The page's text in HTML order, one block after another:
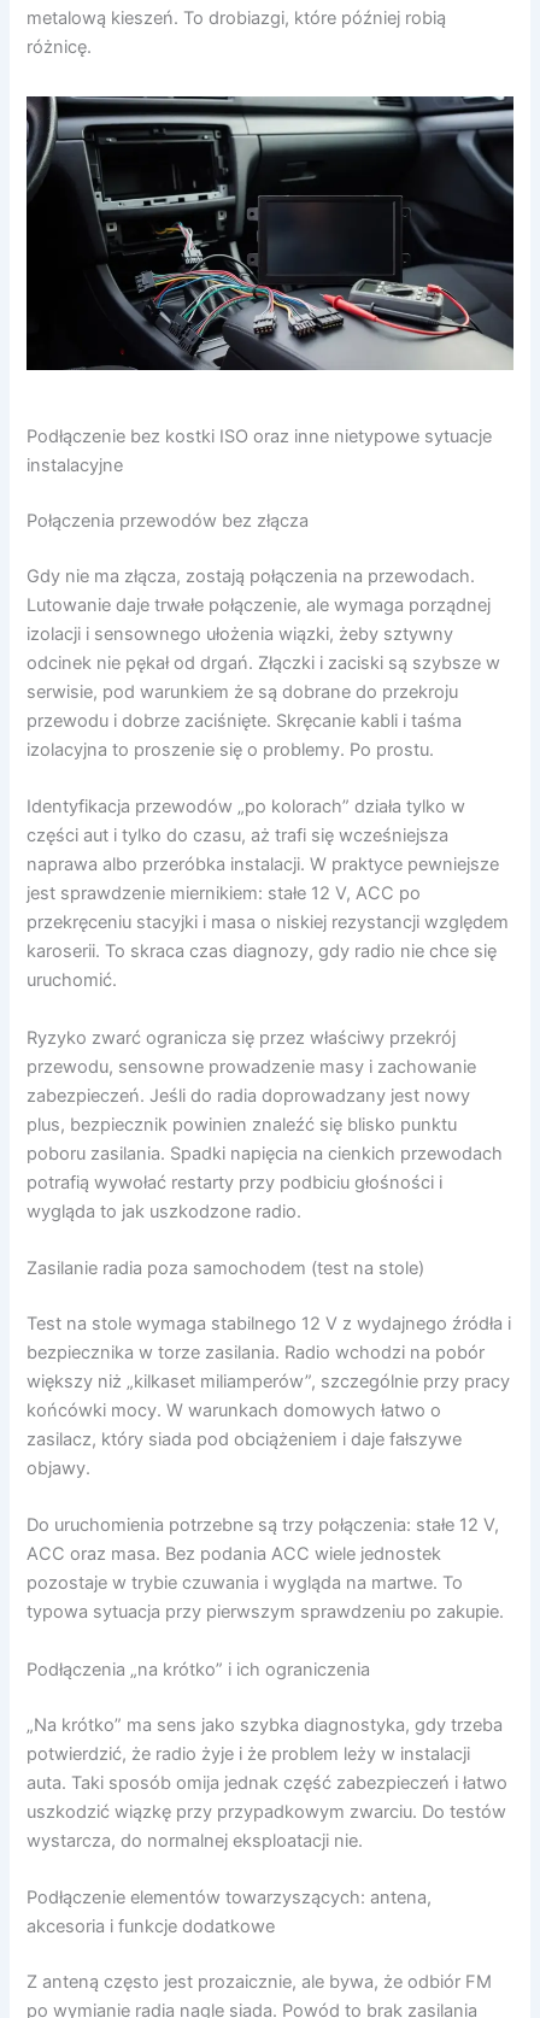
metalową kieszeń. To drobiazgi, które później robią
różnicę.
Podłączenie bez kostki ISO oraz inne nietypowe sytuacje
instalacyjne
Połączenia przewodów bez złącza
Gdy nie ma złącza, zostają połączenia na przewodach.
Lutowanie daje trwałe połączenie, ale wymaga porządnej
izolacji i sensownego ułożenia wiązki, żeby sztywny
odcinek nie pękał od drgań. Złączki i zaciski są szybsze w
serwisie, pod warunkiem że są dobrane do przekroju
przewodu i dobrze zaciśnięte. Skręcanie kabli i taśma
izolacyjna to proszenie się o problemy. Po prostu.
Identyfikacja przewodów „po kolorach” działa tylko w
części aut i tylko do czasu, aż trafi się wcześniejsza
naprawa albo przeróbka instalacji. W praktyce pewniejsze
jest sprawdzenie miernikiem: stałe 12 V, ACC po
przekręceniu stacyjki i masa o niskiej rezystancji względem
karoserii. To skraca czas diagnozy, gdy radio nie chce się
uruchomić.
Ryzyko zwarć ogranicza się przez właściwy przekrój
przewodu, sensowne prowadzenie masy i zachowanie
zabezpieczeń. Jeśli do radia doprowadzany jest nowy
plus, bezpiecznik powinien znaleźć się blisko punktu
poboru zasilania. Spadki napięcia na cienkich przewodach
potrafią wywołać restarty przy podbiciu głośności i
wygląda to jak uszkodzone radio.
Zasilanie radia poza samochodem (test na stole)
Test na stole wymaga stabilnego 12 V z wydajnego źródła i
bezpiecznika w torze zasilania. Radio wchodzi na pobór
większy niż „kilkaset miliamperów”, szczególnie przy pracy
końcówki mocy. W warunkach domowych łatwo o
zasilacz, który siada pod obciążeniem i daje fałszywe
objawy.
Do uruchomienia potrzebne są trzy połączenia: stałe 12 V,
ACC oraz masa. Bez podania ACC wiele jednostek
pozostaje w trybie czuwania i wygląda na martwe. To
typowa sytuacja przy pierwszym sprawdzeniu po zakupie.
Podłączenia „na krótko” i ich ograniczenia
„Na krótko” ma sens jako szybka diagnostyka, gdy trzeba
potwierdzić, że radio żyje i że problem leży w instalacji
auta. Taki sposób omija jednak część zabezpieczeń i łatwo
uszkodzić wiązkę przy przypadkowym zwarciu. Do testów
wystarcza, do normalnej eksploatacji nie.
Podłączenie elementów towarzyszących: antena,
akcesoria i funkcje dodatkowe
Z anteną często jest prozaicznie, ale bywa, że odbiór FM
po wymianie radia nagle siada. Powód to brak zasilania